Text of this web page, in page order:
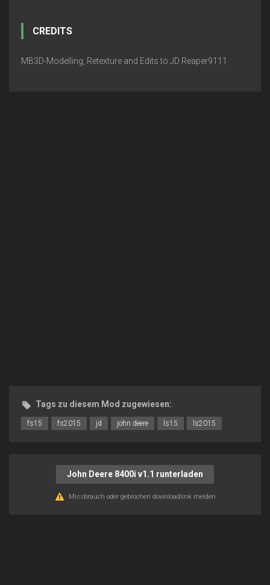
CREDITS
MB3D-Modelling, Retexture and Edits to JD Reaper9111
Tags zu diesem Mod zugewiesen:
fs15 fs2015 jd john deere ls15 ls2015
John Deere 8400i v1.1 runterladen
Missbrauch oder gebrochen downloadlink melden